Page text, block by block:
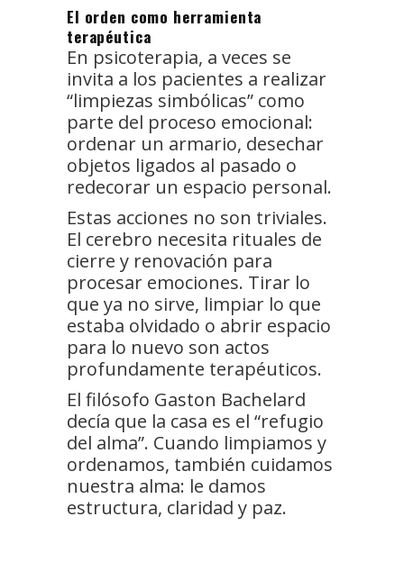
El orden como herramienta
terapéutica
En psicoterapia, a veces se
invita a los pacientes a realizar
“limpiezas simbólicas” como
parte del proceso emocional:
ordenar un armario, desechar
objetos ligados al pasado o
redecorar un espacio personal.
Estas acciones no son triviales.
El cerebro necesita rituales de
cierre y renovación para
procesar emociones. Tirar lo
que ya no sirve, limpiar lo que
estaba olvidado o abrir espacio
para lo nuevo son actos
profundamente terapéuticos.
El filósofo Gaston Bachelard
decía que la casa es el “refugio
del alma”. Cuando limpiamos y
ordenamos, también cuidamos
nuestra alma: le damos
estructura, claridad y paz.